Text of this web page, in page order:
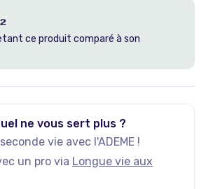
ce produit comparé à son
ne vous sert plus ?
vie avec l'ADEME !
un pro via Longue vie aux